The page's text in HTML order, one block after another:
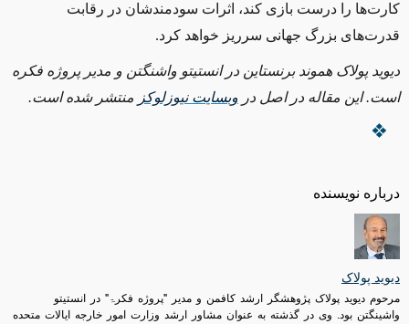
درباره نویسنده
دیوید پولاک
مرحوم دیوید پولاک پژوهشگر ارشد کافمن و مدیر "پروژه فکرۃ" در انستیتو
واشینگتن بود. وی در گذشته به عنوان مشاور ارشد وزارت امور خارجه ایالات متحده
کارتها را درست بازی کند، اثرات سودمندشان در رقابت
قدرتهای بزرگ جهانی سرریز خواهد کرد.
دیوید پولاک هموند برنستاین در انستیتو واشنگتن و مدیر پروژه فکره
است.این مقاله در اصل در وبسایت نیوزلوکز منتشر شده است.